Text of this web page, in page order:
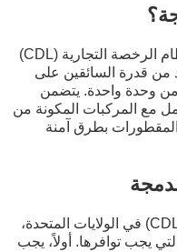
اختبار العربات المدمجة هو جزء من نظام الرخصة التجارية (CDL)
من قدرة السائقين على
من وحدة واحدة. يتضمن
مع المركبات المكونة من
بطرق آمنة
(CDL) في الولايات المتحدة،
يجب توافرها. أولاً، يجب